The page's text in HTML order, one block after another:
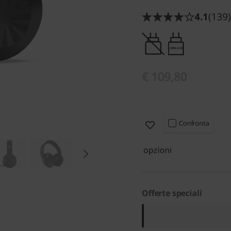
4.1(139)
0.35W-4.25W
Confronta
opzioni
Offerte speciali